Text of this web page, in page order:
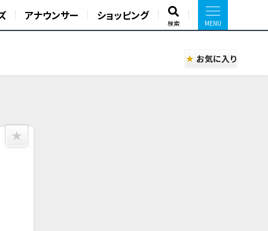
アナウンサー ショッピング
検索
お気に入り